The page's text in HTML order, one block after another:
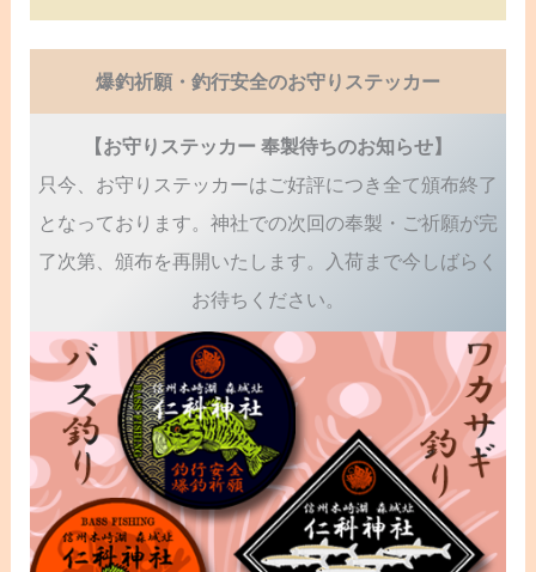
爆釣祈願・釣行安全のお守りステッカー
【お守りステッカー 奉製待ちのお知らせ】
只今、お守りステッカーはご好評につき全て頒布終了
となっております。神社での次回の奉製・ご祈願が完
了次第、頒布を再開いたします。入荷まで今しばらく
お待ちください。